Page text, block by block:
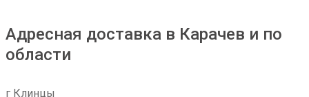
Адресная доставка в Карачев и по
области
г Клинцы